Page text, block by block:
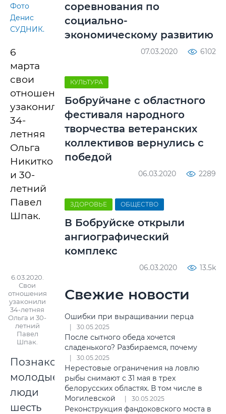
Фото
Денис
СУДНИК.
6
марта
свои
отношения
узаконили
34-
летняя
Ольга
Никитко
и 30-
летний
Павел
Шпак.
6.03.2020.
Свои
отношения
узаконили
34-летняя
Ольга и 30-
летний
Павел
Шпак.
Познакомились
молодые
люди
шесть
соревнования по
социально-
экономическому развитию
07.03.2020 6102
КУЛЬТУРА
Бобруйчане с областного
фестиваля народного
творчества ветеранских
коллективов вернулись с
победой
06.03.2020 2289
ЗДОРОВЬЕ ОБЩЕСТВО
В Бобруйске открыли
ангиографический
комплекс
06.03.2020 13.5k
Свежие новости
Ошибки при выращивании перца
30.05.2025
После сытного обеда хочется
сладенького? Разбираемся, почему
30.05.2025
Нерестовые ограничения на ловлю
рыбы снимают с 31 мая в трех
белорусских областях. В том числе в
Могилевской
30.05.2025
Реконструкция фандоковского моста в